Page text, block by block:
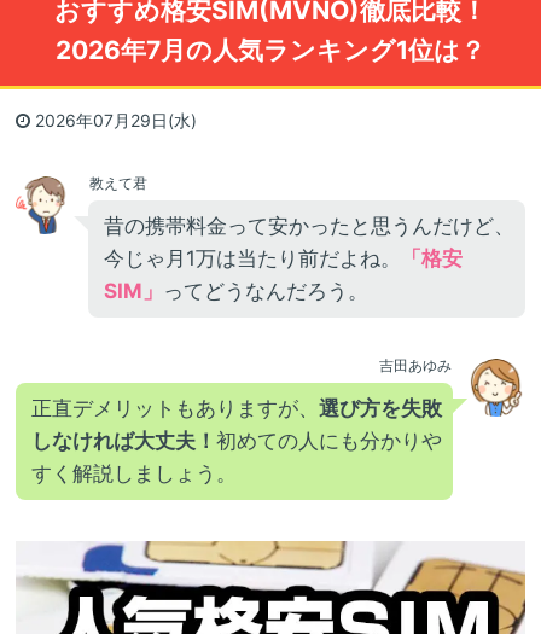
おすすめ格安SIM(MVNO)徹底比較！
2026年7月の人気ランキング1位は？
2026年07月29日(水)
教えて君
昔の携帯料金って安かったと思うんだけど、
今じゃ月1万は当たり前だよね。
「格安
SIM」 ってどうなんだろう。
吉田あゆみ
正直デメリットもありますが、 選び方を失敗
しなければ大丈夫！ 初めての人にも分かりや
すく解説しましょう。